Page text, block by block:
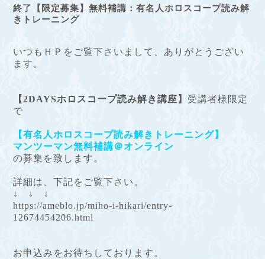
終了【限定募集】無料補講：有名人ホロスコープ読み解
きトレーニング
いつもＨＰをご覧下さいまして、ありがとうござい
ます。
【2DAYSホロスコープ読み解き講座】 受講者様限定
で
【有名人ホロスコープ読み解きトレーニング】
マンツーマン無料補講＠オンライン
の募集を致します。
詳細は、下記をご覧下さい。
↓ ↓ ↓
https://ameblo.jp/miho-i-hikari/entry-
12674454206.html
お申込みをお待ちしております。